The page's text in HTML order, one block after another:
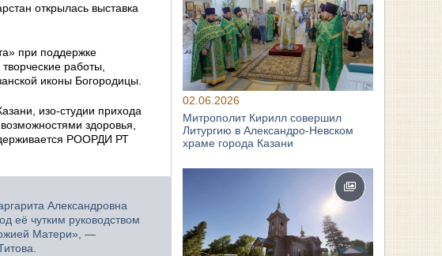
открылась выставка
при поддержке
работы,
иконы Богородицы.
изо-студии прихода
здоровья,
РООРДИ РТ
Александровна
её чутким руководством
Матери», —
02.06.2026
Митрополит Кирилл совершил
Литургию в Александро-Невском
храме города Казани